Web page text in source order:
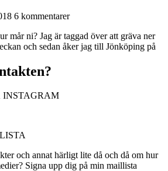
6 kommentarer
mår ni? Jag är taggad över att gräva ner
och sedan åker jag till Jönköping på
INSTAGRAM
och annat härligt lite då och då om hur
Signa upp dig på min maillista